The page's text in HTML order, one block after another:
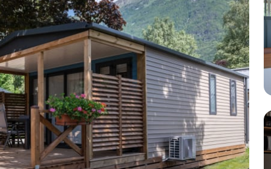
bij RCN boekt, krijg je:
De beste prijsgarantie
Exclusieve voordelen
Persoonlijk contact
alle voordelen